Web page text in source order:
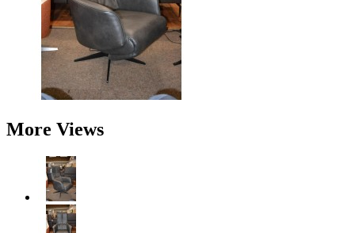
More Views